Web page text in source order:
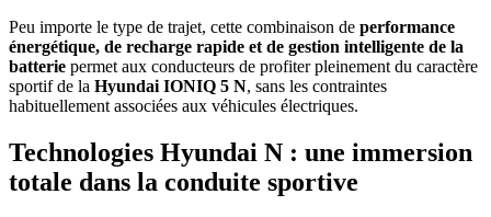
Peu importe le type de trajet, cette combinaison de performance
énergétique, de recharge rapide et de gestion intelligente de la
batterie permet aux conducteurs de profiter pleinement du caractère
sportif de la Hyundai IONIQ 5 N, sans les contraintes
habituellement associées aux véhicules électriques.
Technologies Hyundai N : une immersion
totale dans la conduite sportive